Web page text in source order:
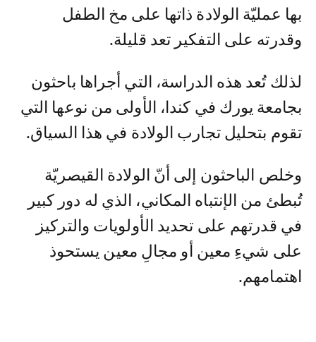
بها عمليّة الولادة ذاتها على مخ الطفل
وقدرته على التفكير تعد قليلة.
لذلك تُعد هذه الدراسة، التي أجراها باحثون
بجامعة يورك في كندا، الأولى من نوعها التي
تقوم بتحليل تجارب الولادة في هذا السياق.
وخلص الباحثون إلى أنّ الولادة القيصريّة
تُبطئ من الإنتباه المكاني، الذي له دور كبير
في قدرتهم على تحديد الأولويات والتركيز
على شيءِ معين أو مجالِ معين يستحوذ
اهتمامهم.